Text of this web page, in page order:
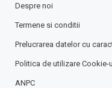
Despre noi
Termene si conditii
Prelucrarea datelor cu
Politica de utilizare Cookie-
ANPC